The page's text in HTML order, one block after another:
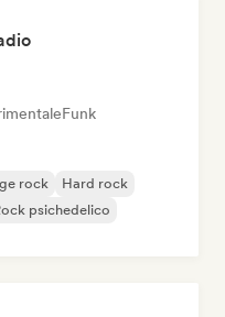
Funk
rock
Hard rock
psichedelico